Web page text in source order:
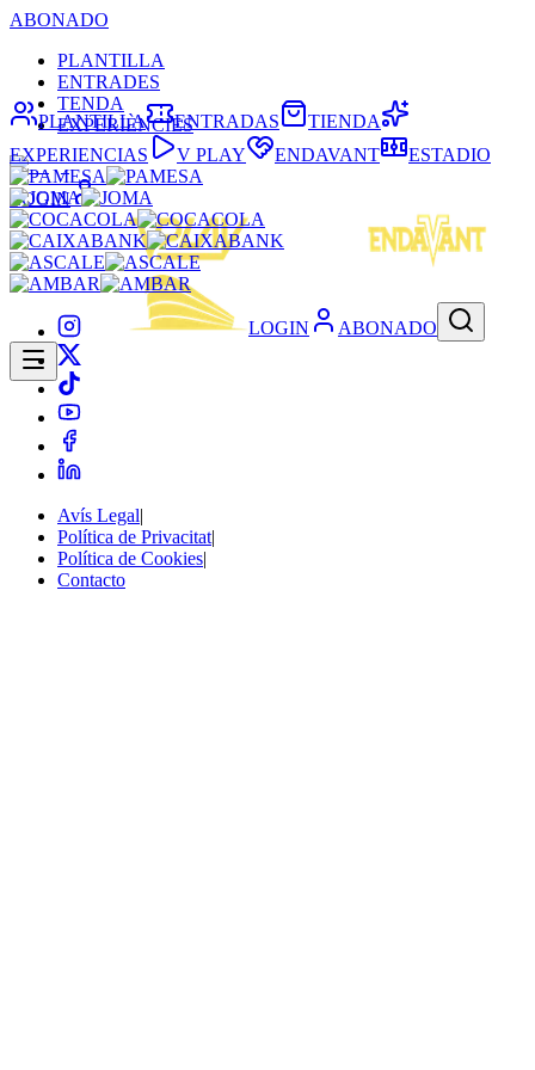
ABONADO
PLANTILLA
ENTRADES
TENDA
EXPERIÈNCIES
LOGIN
LOGIN ABONADO
PLANTILLA ENTRADAS
TIENDA
EXPERIENCIAS
V PLAY ENDAVANT ESTADIO
Avís Legal|
Política de Privacitat|
Política de Cookies|
Contacto